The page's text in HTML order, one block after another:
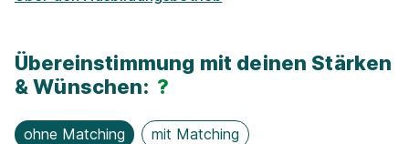
Kostenloses WLAN
Lern­mit­tel­zu­schuss
Übereinstimmung mit deinen Stärken
& Wünschen: ?
ohne Matching mit Matching